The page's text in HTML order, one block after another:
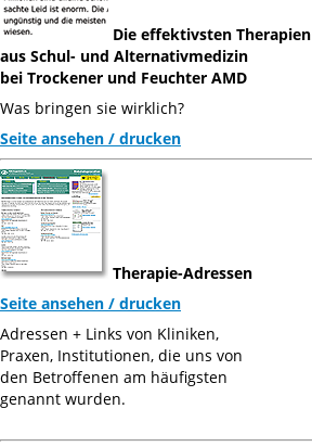
Die effektivsten Therapien
aus Schul- und Alternativmedizin
bei Trockener und Feuchter AMD
Was bringen sie wirklich?
Seite ansehen / drucken
Therapie-Adressen
Seite ansehen / drucken
Adressen + Links von Kliniken,
Praxen, Institutionen, die uns von
den Betroffenen am häufigsten
genannt wurden.